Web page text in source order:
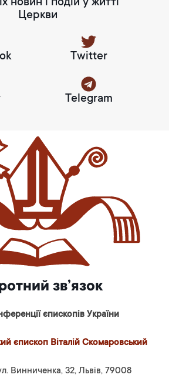
новин і подій у житті
Церкви
Twitter
Telegram
зв’язок
єпископів України
єпископ Віталій Скомаровський
Винниченка, 32, Львів, 79008